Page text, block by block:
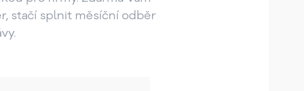
stačí splnit měsíční odběr